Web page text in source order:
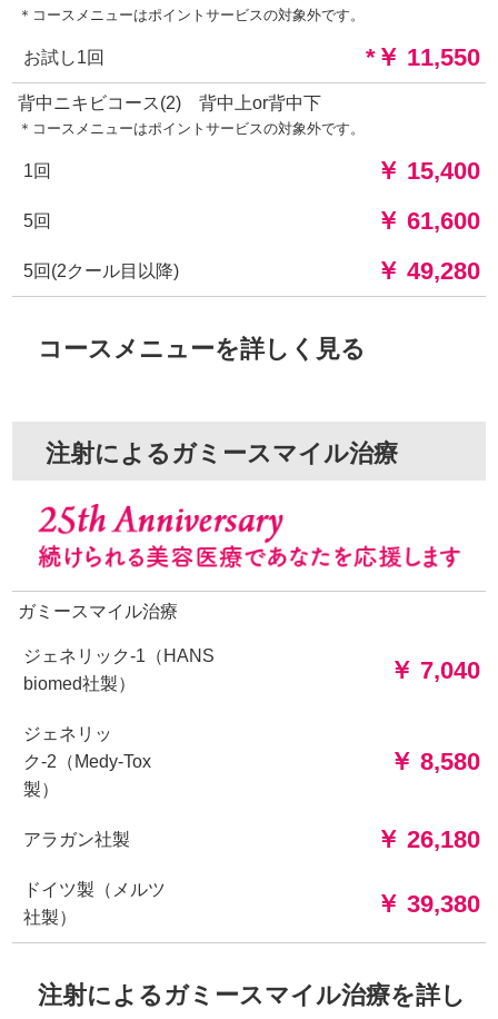
＊コースメニューはポイントサービスの対象外です。
お試し1回 *￥ 11,550
背中ニキビコース(2) 背中上or背中下
＊コースメニューはポイントサービスの対象外です。
1回 ￥ 15,400
5回 ￥ 61,600
5回(2クール目以降) ￥ 49,280
コースメニューを詳しく見る
注射によるガミースマイル治療
ガミースマイル治療
ジェネリック-1（HANS
biomed社製）
￥ 7,040
ジェネリッ
ク-2（Medy-Tox
製）
￥ 8,580
アラガン社製 ￥ 26,180
ドイツ製（メルツ
社製）
￥ 39,380
注射によるガミースマイル治療を詳し